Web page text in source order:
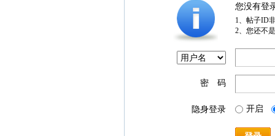
您没有登
1、帖子ID
2、您还不
密 码
隐身登录 开启